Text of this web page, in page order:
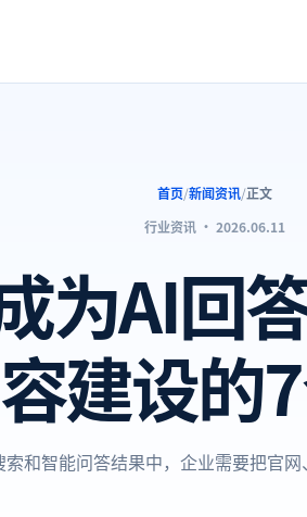
首页/新闻资讯/正文
行业资讯 · 2026.06.11
为AI回
建设的
和智能问答结果中，企业需要把官